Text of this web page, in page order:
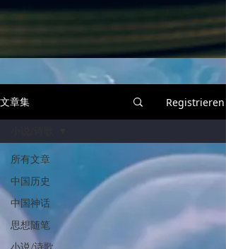
文章集 Registrieren
所有文章
中国历史
中国神话
思想随笔